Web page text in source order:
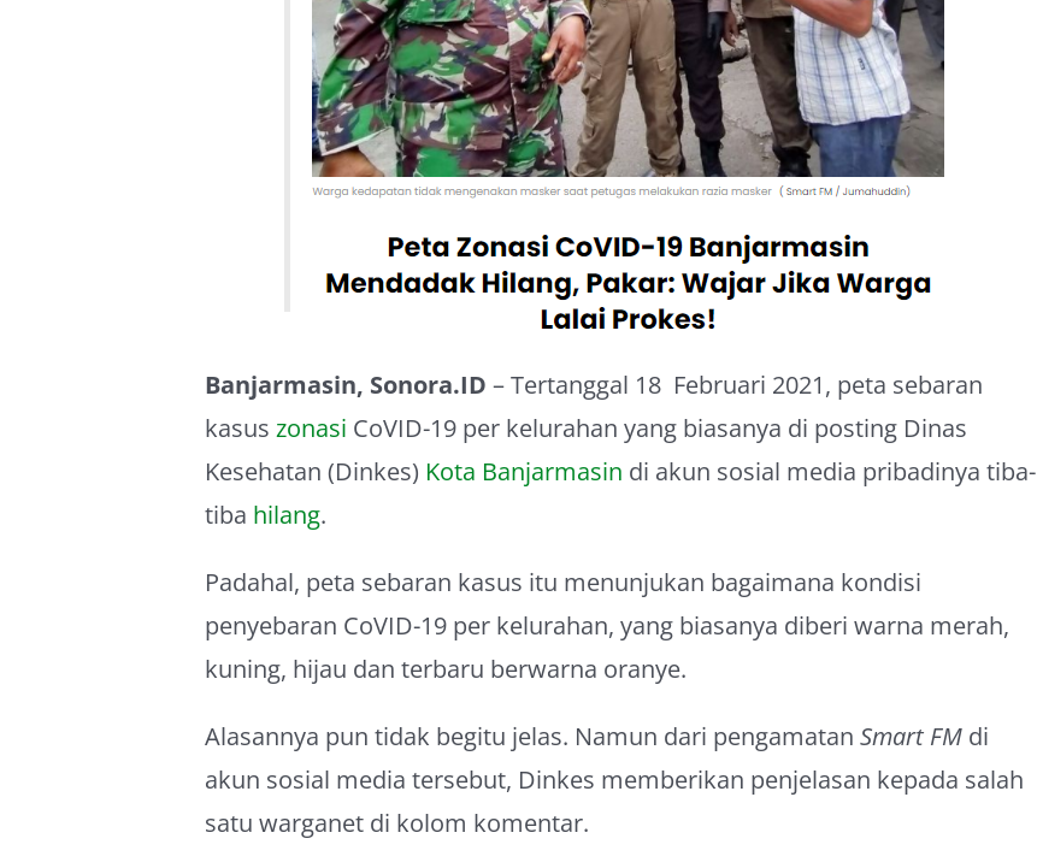
Banjarmasin, Sonora.ID – Tertanggal 18 Februari 2021, peta sebaran
kasuszonasi CoVID-19 per kelurahan yang biasanya di posting Dinas
Kesehatan (Dinkes) Kota Banjarmasin di akun sosial media pribadinya tiba-
tiba hilang.
Padahal, peta sebaran kasus itu menunjukan bagaimana kondisi
penyebaran CoVID-19 per kelurahan, yang biasanya diberi warna merah,
kuning, hijau dan terbaru berwarna oranye.
Alasannya pun tidak begitu jelas. Namun dari pengamatanSmart FM di
akun sosial media tersebut, Dinkes memberikan penjelasan kepada salah
satu warganet di kolom komentar.